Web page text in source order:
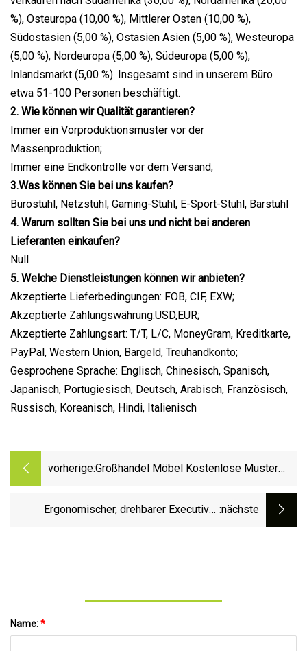
%), Osteuropa (10,00 %), Mittlerer Osten (10,00 %),
Südostasien (5,00 %), Ostasien Asien (5,00 %), Westeuropa
(5,00 %), Nordeuropa (5,00 %), Südeuropa (5,00 %),
Inlandsmarkt (5,00 %). Insgesamt sind in unserem Büro
etwa 51-100 Personen beschäftigt.
2. Wie können wir Qualität garantieren?
Immer ein Vorproduktionsmuster vor der
Massenproduktion;
Immer eine Endkontrolle vor dem Versand;
3.Was können Sie bei uns kaufen?
Bürostuhl, Netzstuhl, Gaming-Stuhl, E-Sport-Stuhl, Barstuhl
4. Warum sollten Sie bei uns und nicht bei anderen
Lieferanten einkaufen?
Null
5. Welche Dienstleistungen können wir anbieten?
Akzeptierte Lieferbedingungen: FOB, CIF, EXW;
Akzeptierte Zahlungswährung:USD,EUR;
Akzeptierte Zahlungsart: T/T, L/C, MoneyGram, Kreditkarte,
PayPal, Western Union, Bargeld, Treuhandkonto;
Gesprochene Sprache: Englisch, Chinesisch, Spanisch,
Japanisch, Portugiesisch, Deutsch, Arabisch, Französisch,
Russisch, Koreanisch, Hindi, Italienisch
vorherige:Großhandel Möbel Kostenlose Muster
Computertisch-Arbeitsstuhl
Ergonomischer, drehbarer Executive- :nächste
Name:*